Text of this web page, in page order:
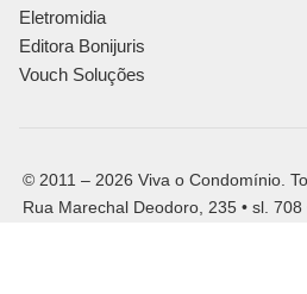
Eletromidia
Editora Bonijuris
Vouch Soluções
© 2011 – 2026 Viva o Condomínio.
Rua Marechal Deodoro, 235 • sl. 708